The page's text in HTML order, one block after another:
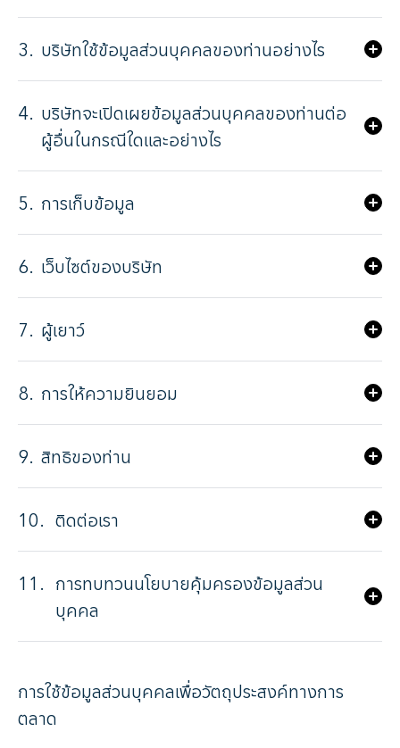
3. บริษัทใช้ข้อมูลส่วนบุคคลของท่านอย่างไร
4. บริษัทจะเปิดเผยข้อมูลส่วนบุคคลของท่านต่อ
ผู้อื่นในกรณีใดและอย่างไร
5. การเก็บข้อมูล
6. เว็บไซต์ของบริษัท
7. ผู้เยาว์
8. การให้ความยินยอม
9. สิทธิของท่าน
10. ติดต่อเรา
11. การทบทวนนโยบายคุ้มครองข้อมูลส่วน
บุคคล
การใช้ข้อมูลส่วนบุคคลเพื่อวัตถุประสงค์ทางการ
ตลาด